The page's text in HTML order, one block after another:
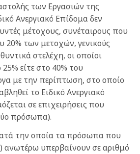
των Εργασιών της
Ανεργιακό Επίδομα δεν
μέτοχους, συνέταιρους που
20% των μετοχών, γενικούς
στελέχη, οι οποίοι
είτε στο 40% του
με την περίπτωση, στο οποίο
το Ειδικό Ανεργιακό
σε επιχειρήσεις που
πρόσωπα).
την οποία τα πρόσωπα που
ανωτέρω υπερβαίνουν σε αριθμό